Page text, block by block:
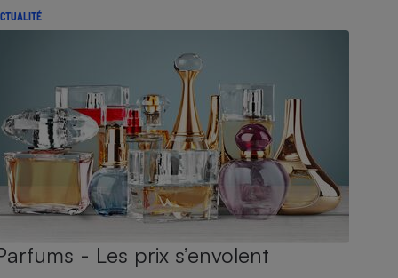
- Les prix s’envolent